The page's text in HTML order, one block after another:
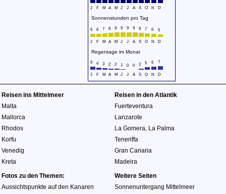
J F M A M J J A S O N D
Sonnenstunden pro Tag
6 6 7 8 9 9 9 9 8 7 6 5
J F M A M J J A S O N D
Regentage im Monat
6 4 3 2 2 1 0 0 2 5 6 7
J F M A M J J A S O N D
Reisen ins Mittelmeer
Malta
Mallorca
Rhodos
Korfu
Venedig
Kreta
Reisen in den Atlantik
Fuerteventura
Lanzarote
La Gomera, La Palma
Teneriffa
Gran Canaria
Madeira
Fotos zu den Themen:
Aussichtspunkte auf den Kanaren
Weitere Seiten
Sonnenuntergang Mittelmeer